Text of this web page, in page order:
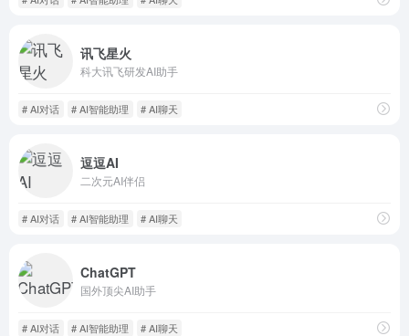
讯飞星火
科大讯飞研发AI助手
# AI对话 # AI智能助理 # AI聊天
逗逗AI
二次元AI伴侣
# AI对话 # AI智能助理 # AI聊天
ChatGPT
国外顶尖AI助手
# AI对话 # AI智能助理 # AI聊天